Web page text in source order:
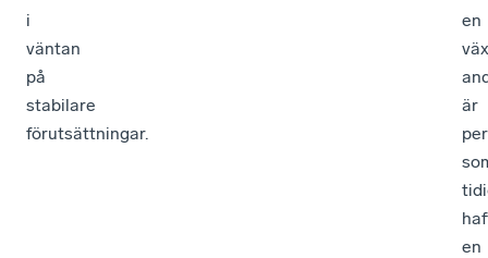
i
väntan
på
stabilare
förutsättningar.
en
är
en